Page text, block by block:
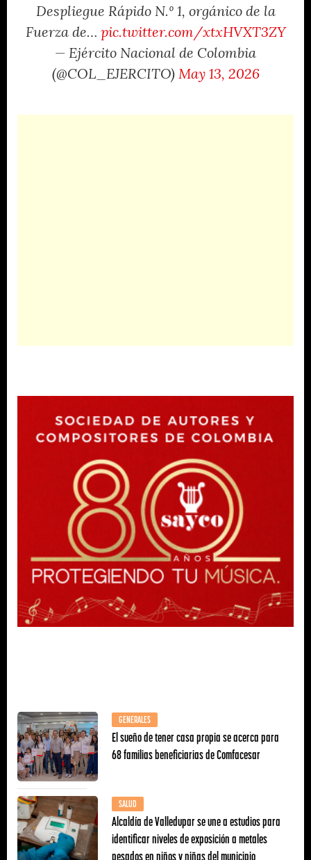
Despliegue Rápido N.º 1, orgánico de la
Fuerza de… pic.twitter.com/xtxHVXT3ZY
— Ejército Nacional de Colombia
(@COL_EJERCITO) May 13, 2026
GENERALES
El sueño de tener casa propia se acerca para
68 familias beneficiarias de Comfacesar
SALUD
Alcaldía de Valledupar se une a estudios para
identificar niveles de exposición a metales
pesados en niños y niñas del municipio